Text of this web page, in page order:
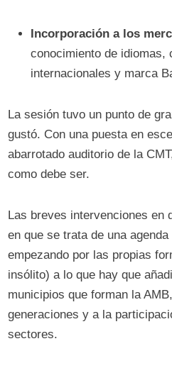
Incorporación a los
conocimiento de idiomas,
internacionales y marca
La sesión tuvo un punto de
gustó. Con una puesta en
abarrotado auditorio de la
como debe ser.
Las breves intervenciones en
en que se trata de una
empezando por las propias
insólito) a lo que hay que
municipios que forman la
generaciones y a la
sectores.